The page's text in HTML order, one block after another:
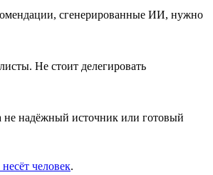
сгенерированные ИИ, нужно
Не стоит делегировать
не надёжный источник или готовый
несёт человек.